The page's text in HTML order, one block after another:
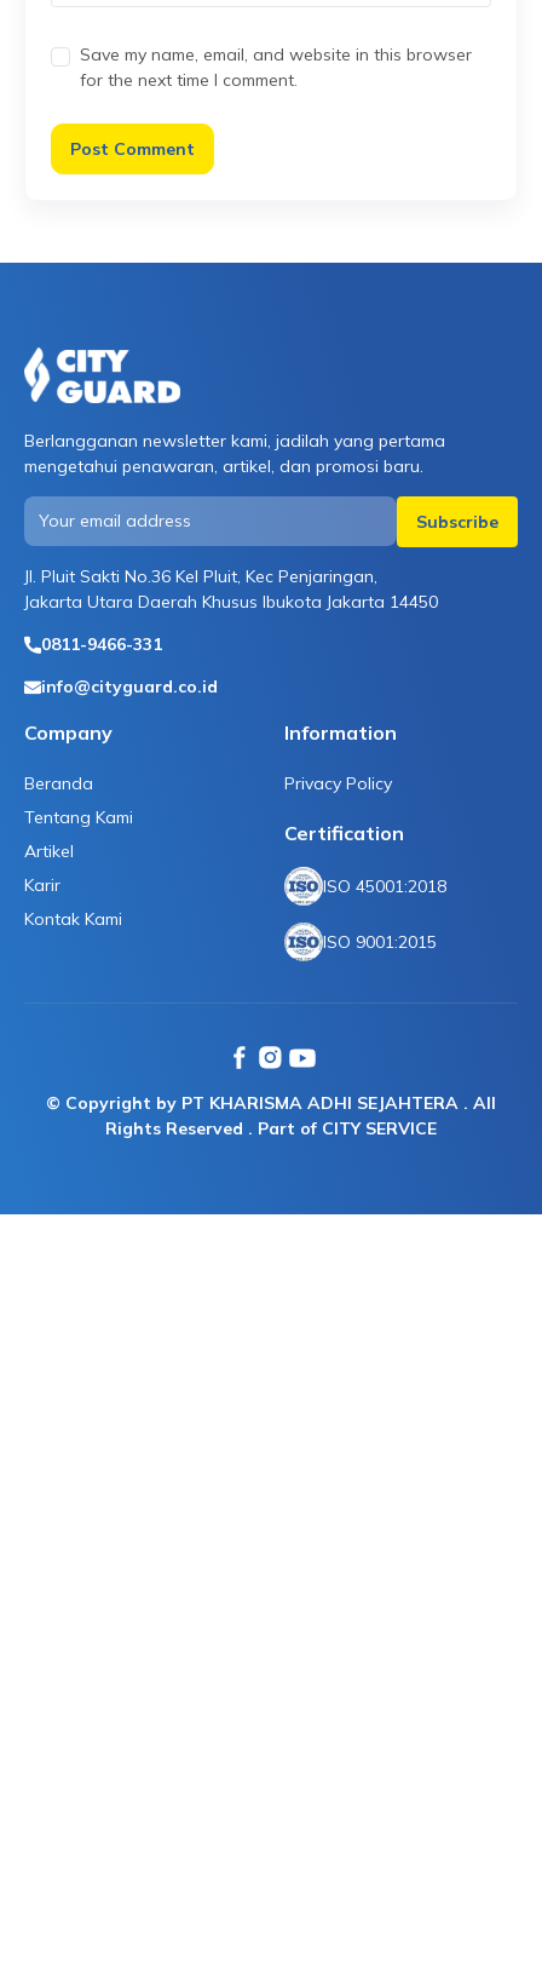
Save my name, email, and website in this browser
for the next time I comment.
Berlangganan newsletter kami, jadilah yang pertama
mengetahui penawaran, artikel, dan promosi baru.
Jl. Pluit Sakti No.36 Kel Pluit, Kec Penjaringan,
Jakarta Utara Daerah Khusus Ibukota Jakarta 14450
0811-9466-331
info@cityguard.co.id
Company
Beranda
Tentang Kami
Artikel
Karir
Kontak Kami
Information
Privacy Policy
Certification
ISO 45001:2018
ISO 9001:2015
© Copyright by PT KHARISMA ADHI SEJAHTERA . All
Rights Reserved . Part of CITY SERVICE